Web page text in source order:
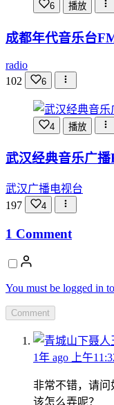
6 播放
成都年代音乐台
radio
102
6
4 播放
武汉经典音乐广播
武汉广播电视台
197
4
1 Comment
You must be logged in
Comment
1年 ago 上午
非常不错，请问
该怎么弄呢？